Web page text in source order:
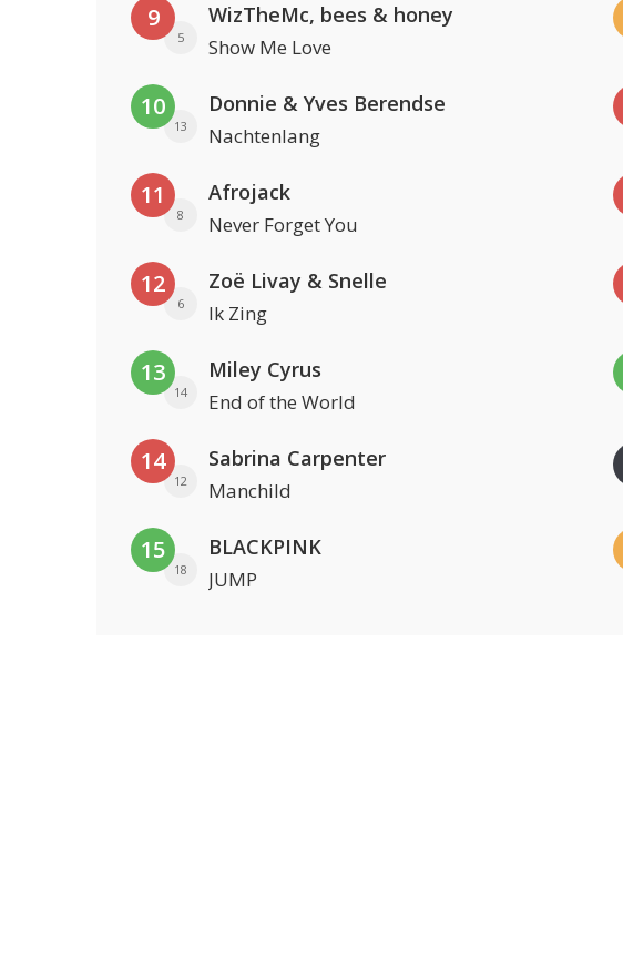
9
5
WizTheMc, bees & honey
Show Me Love
10
13
Donnie & Yves Berendse
Nachtenlang
11
8
Afrojack
Never Forget You
12
6
Zoë Livay & Snelle
Ik Zing
13
14
Miley Cyrus
End of the World
14
12
Sabrina Carpenter
Manchild
15
18
BLACKPINK
JUMP